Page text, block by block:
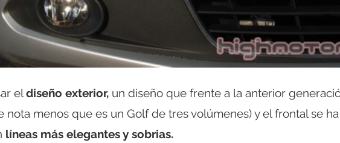
eldiseño exterior, un diseño que frente a la anterior
nota menos que es un Golf de tres volúmenes) y el frontal se ha
líneas más elegantes y sobrias.